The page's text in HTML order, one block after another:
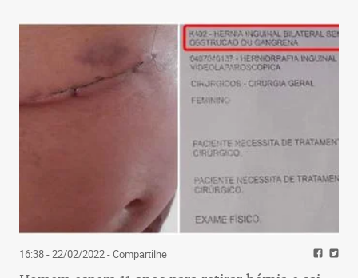
16:38 - 22/02/2022- Compartilhe